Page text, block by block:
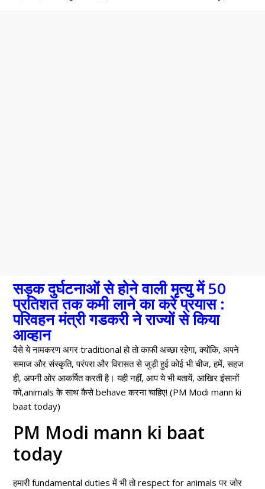
सड़क दुर्घटनाओं से होने वाली मृत्यु में 50
प्रतिशत तक कमी लाने का करें प्रयास :
परिवहन मंत्री गडकरी ने राज्यों से किया
आव्हान
वैसे ये नामकरण अगर traditional हो तो काफी अच्छा रहेगा, क्योंकि, अपने
समाज और संस्कृति, परंपरा और विरासत से जुड़ी हुई कोई भी चीज, हमें, सहज
ही, अपनी ओर आकर्षित करती है। यही नहीं, आप ये भी बतायें, आखिर इंसानों
को,animals के साथ कैसे behave करना चाहिए! (PM Modi mann ki
baat today)
PM Modi mann ki baat
today
हमारी fundamental duties में भी तो respect for animals पर जोर